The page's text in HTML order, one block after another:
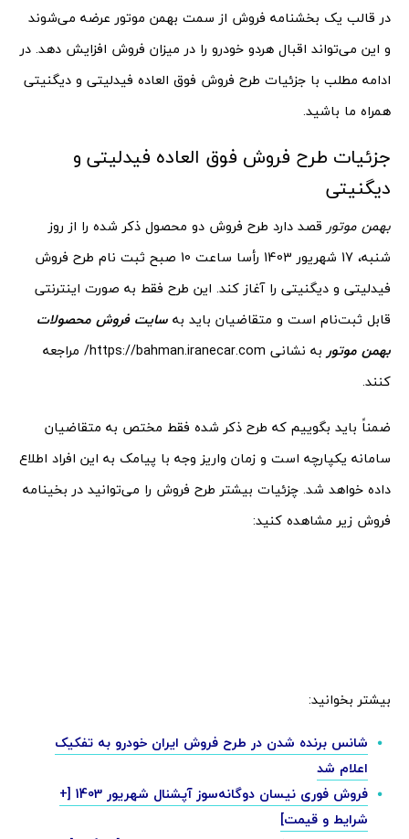
در قالب یک بخشنامه فروش از سمت بهمن موتور عرضه می‌شوند
و این می‌تواند اقبال هردو خودرو را در میزان فروش افزایش دهد. در
ادامه مطلب با جزئیات طرح فروش فوق العاده فیدلیتی و دیگنیتی
همراه ما باشید.
جزئیات طرح فروش فوق العاده فیدلیتی و
دیگنیتی
بهمن موتورقصد دارد طرح فروش دو محصول ذکر شده را از روز
شنبه، 17 شهریور 1403 رأسا ساعت 10 صبح ثبت نام طرح فروش
فیدلیتی و دیگنیتی را آغاز کند. این طرح فقط به صورت اینترنتی
قابل ثبت‌نام است و متقاضیان باید به سایت فروش محصولات
بهمن موتور
به نشانی https://bahman.iranecar.com/ مراجعه
کنند.
ضمناً باید بگوییم که طرح ذکر شده فقط مختص به متقاضیان
سامانه یکپارچه است و زمان واریز وجه با پیامک به این افراد اطلاع‌
داده خواهد شد. چزئیات بیشتر طرح فروش را می‌توانید در بخینامه
فروش زیر مشاهده کنید:
بیشتر بخوانید:
شانس برنده شدن در طرح فروش ایران خودرو به تفکیک
اعلام شد
فروش فوری نیسان دوگانه‌سوز آپشنال شهریور 1403 [+
شرایط و قیمت]